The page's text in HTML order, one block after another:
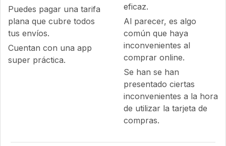
Puedes pagar una tarifa
plana que cubre todos
tus envíos.
Cuentan con una app
super práctica.
eficaz.
Al parecer, es algo
común que haya
inconvenientes al
comprar online.
Se han se han
presentado ciertas
inconvenientes a la hora
de utilizar la tarjeta de
compras.